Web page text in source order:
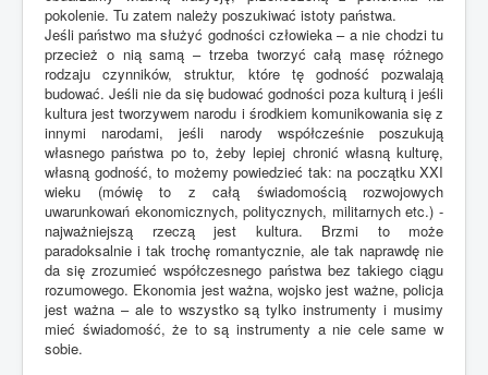
pokolenie. Tu zatem należy poszukiwać istoty państwa.
Jeśli państwo ma służyć godności człowieka – a nie chodzi tu
przecież o nią samą – trzeba tworzyć całą masę różnego
rodzaju czynników, struktur, które tę godność pozwalają
budować. Jeśli nie da się budować godności poza kulturą i jeśli
kultura jest tworzywem narodu i środkiem komunikowania się z
innymi narodami, jeśli narody współcześnie poszukują
własnego państwa po to, żeby lepiej chronić własną kulturę,
własną godność, to możemy powiedzieć tak: na początku XXI
wieku (mówię to z całą świadomością rozwojowych
uwarunkowań ekonomicznych, politycznych, militarnych etc.) -
najważniejszą rzeczą jest kultura. Brzmi to może
paradoksalnie i tak trochę romantycznie, ale tak naprawdę nie
da się zrozumieć współczesnego państwa bez takiego ciągu
rozumowego. Ekonomia jest ważna, wojsko jest ważne, policja
jest ważna – ale to wszystko są tylko instrumenty i musimy
mieć świadomość, że to są instrumenty a nie cele same w
sobie.